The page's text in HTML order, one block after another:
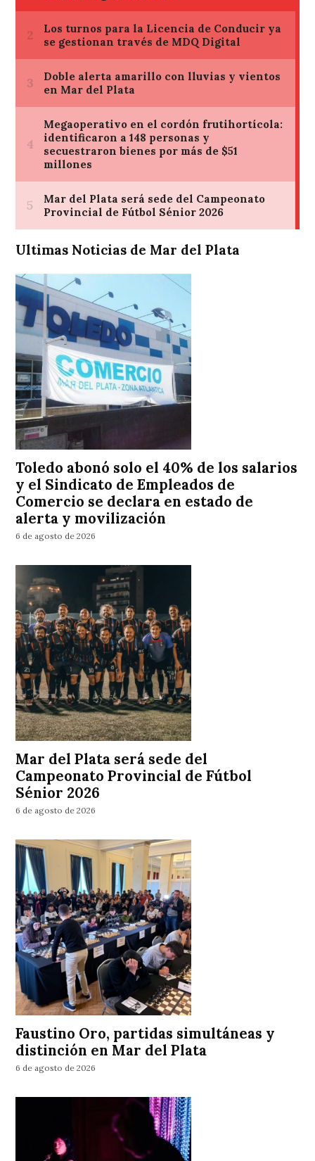
Ultimas Noticias de Mar del Plata
Toledo abonó solo el 40% de los salarios
y el Sindicato de Empleados de
Comercio se declara en estado de
alerta y movilización
6 de agosto de 2026
Mar del Plata será sede del
Campeonato Provincial de Fútbol
Sénior 2026
6 de agosto de 2026
Faustino Oro, partidas simultáneas y
distinción en Mar del Plata
6 de agosto de 2026